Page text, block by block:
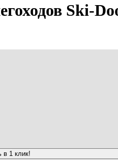
Ski-
в 1 клик!